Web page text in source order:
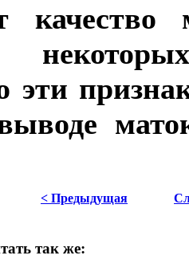
эти
< Предыдущая
так же: